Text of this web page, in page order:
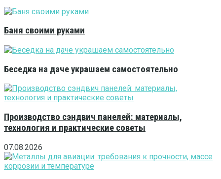
Баня своими руками
Беседка на даче украшаем самостоятельно
Производство сэндвич панелей: материалы,
технология и практические советы
07.08.2026